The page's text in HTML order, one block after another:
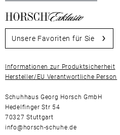
Unsere Favoriten für Sie
Informationen zur Produktsicherheit
Hersteller/EU Verantwortliche Person
Schuhhaus Georg Horsch GmbH
Hedelfinger Str 54
70327 Stuttgart
info@horsch-schuhe.de